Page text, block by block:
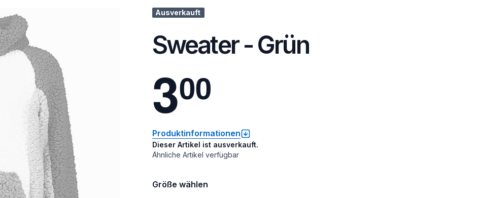
Ausverkauft
Sweater - Grün
300
Produktinformationen
Dieser Artikel ist ausverkauft.
Ähnliche Artikel verfügbar
Größe wählen